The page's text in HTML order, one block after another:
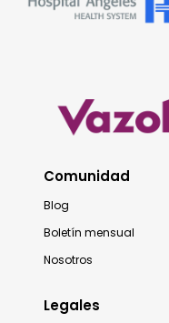
Comunidad
Blog
Boletín mensual
Nosotros
Legales